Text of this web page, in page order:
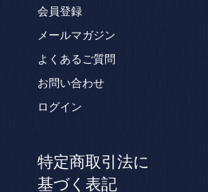
会員登録
メールマガジン
よくあるご質問
お問い合わせ
ログイン
特定商取引法に
基づく表記